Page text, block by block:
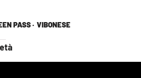
PASS · VIBONESE